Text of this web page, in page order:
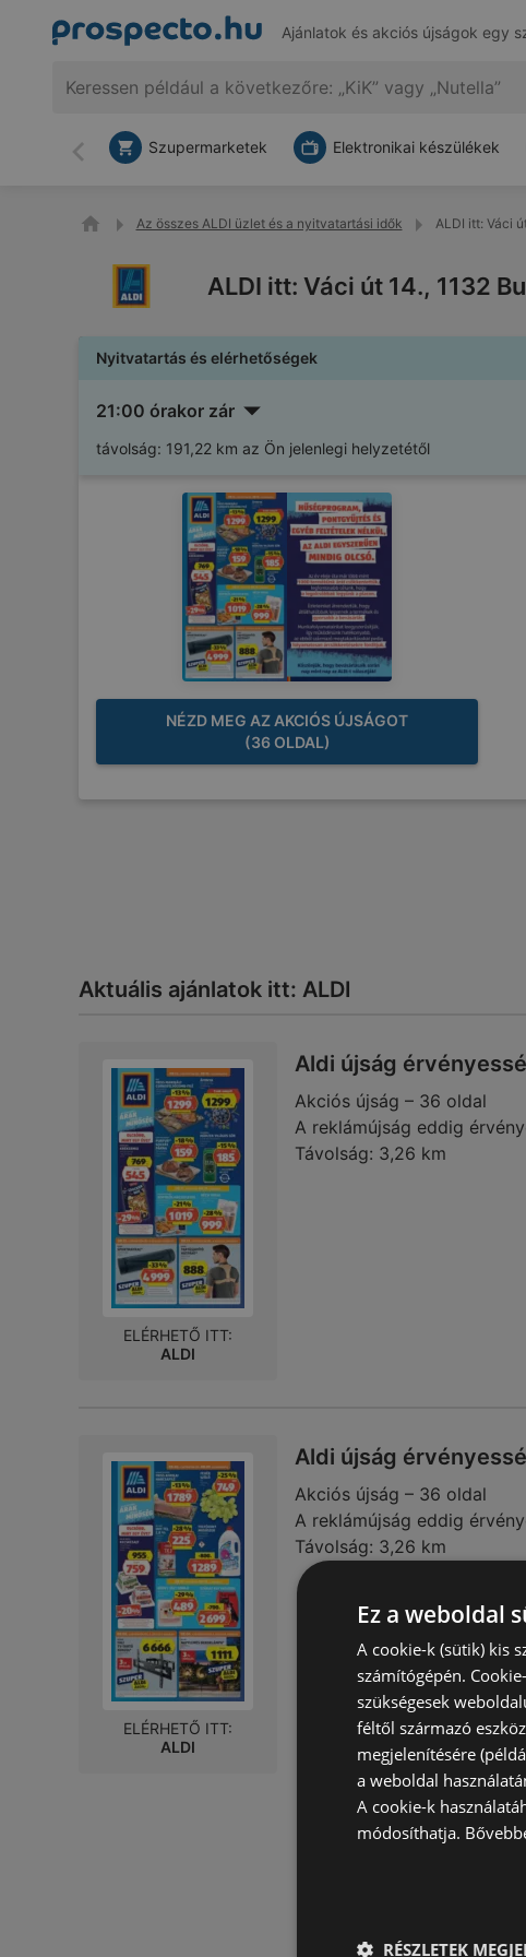
Ajánlatok és akciós újságok egy
Vissza
Szupermarketek Elektronikai készülékek
Az összes ALDI üzlet és a nyitvatartási idők ALDI itt: Váci
ALDI itt: Váci út 14., 1132
Nyitvatartás és elérhetőségek
21:00 órakor zár
távolság: 191,22 km az Ön jelenlegi helyzetétől
NÉZD MEG AZ AKCIÓS ÚJSÁGOT
(36 OLDAL)
Aktuális ajánlatok itt: ALDI
Aldi újság
Akciós újság – 36 oldal
A reklámújság eddig
Távolság: 3,26 km
ELÉRHETŐ ITT:
ALDI
Aldi újság
Akciós újság – 36 oldal
A reklámújság eddig
Távolság: 3,26 km
ELÉRHETŐ ITT:
ALDI
Ez a weboldal
A cookie-k (sütik) kis
számítógépén.
szükségesek
féltől származó
megjelenítésére
a weboldal
A cookie-k
módosíthatja.
RÉSZLETEK